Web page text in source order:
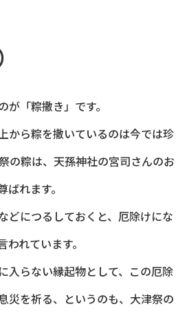
「粽撒き」です。
から粽を撒いているのは今では珍
の粽は、天孫神社の宮司さんのお
れます。
どにつるしておくと、厄除けにな
れています。
入らない縁起物として、この厄除
災を祈る、というのも、大津祭の